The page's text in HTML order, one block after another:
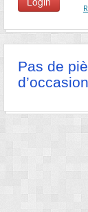
Pas de
d’occasion